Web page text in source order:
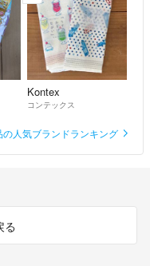
Kontex
コンテックス
の人気ブランドランキング
る